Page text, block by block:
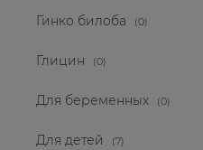
Гинко билоба (0)
Глицин (0)
Для беременных (0)
Для детей (7)